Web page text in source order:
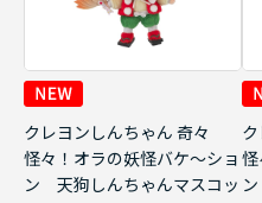
クレヨンしんちゃん 奇々
怪々！オラの妖怪バケ～ショ
ン 天狗しんちゃんマスコッ